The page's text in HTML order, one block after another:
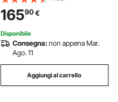
con riscaldamento e timer, per
gioielli, occhiali
16590€
Disponibile
Consegna:non appena Mar.
Ago. 11
Aggiungi al carrello